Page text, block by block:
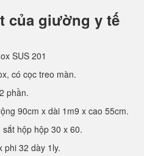
của giường y tế
SUS 201
có cọc treo màn.
phần.
90cm x dài 1m9 x cao 55cm.
hộp hộp 30 x 60.
phi 32 dày 1ly.